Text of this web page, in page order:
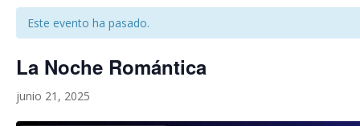
Este evento ha pasado.
La Noche Romántica
junio 21, 2025